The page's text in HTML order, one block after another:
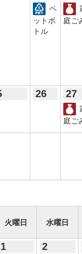
ペ
ットボ
トル
庭ご
26 27
庭ご
火曜日 水曜日
1 2